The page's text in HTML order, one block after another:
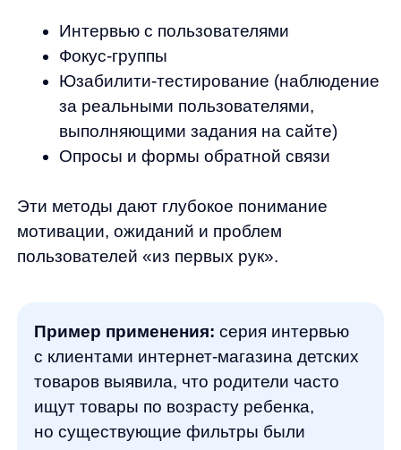
интеллекта.Компания Any — один
из лидеров в области AI-технологий для
eCommerce — предлагает комплекс
поведение пользователей,
но и автоматически оптимизируют их опыт,
повышая конверсию и увеличивая продажи.
Any специализируется на создании SaaS-
решений, которые помогают интернет-
магазинам любого масштаба использовать
силу искусственного интеллекта для
Рассмотрим ключевые продукты компании
и их преимущества:
AnyQuery: умный поиск, который
понимает пользователей